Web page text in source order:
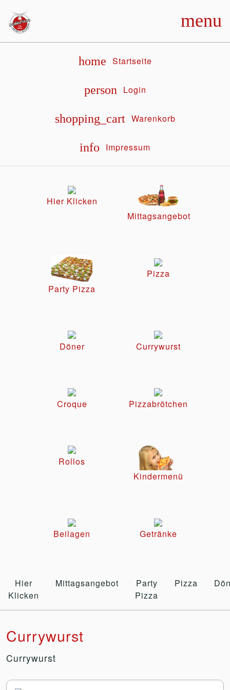
menu
home Startseite
person Login
shopping_cart Warenkorb
info Impressum
Hier Klicken
Mittagsangebot
Party Pizza
Pizza
Döner Currywurst
Croque Pizzabrötchen
Rollos
Kindermenü
Beilagen Getränke
Hier
Klicken
Mittagsangebot
Party
Pizza
Pizza
Currywurst
Currywurst